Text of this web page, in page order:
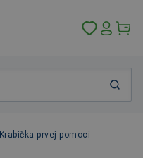
Krabička prvej pomoci